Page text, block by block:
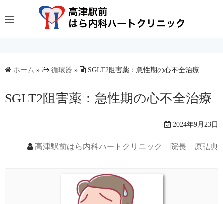
ン
へ
キ
ホーム » 循環器 » SGLT2阻害薬：急性期の心不全治療
SGLT2阻害薬：急性期の心不全治療
2024年9月23日
高津駅前はら内科ハートクリニック 院長 原弘典